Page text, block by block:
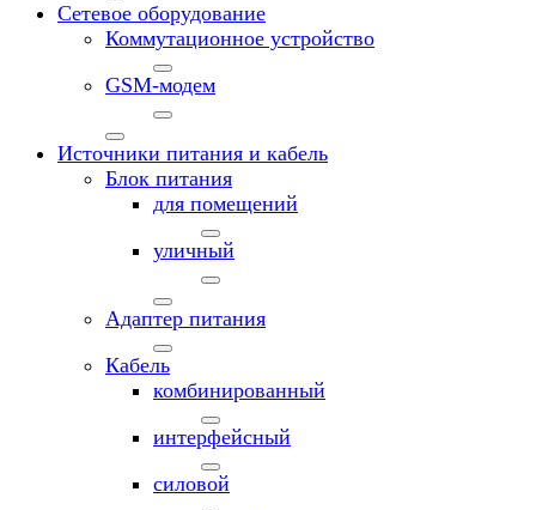
Сетевое оборудование
Коммутационное устройство
GSM-модем
Источники питания и кабель
Блок питания
для помещений
уличный
Адаптер питания
Кабель
комбинированный
интерфейсный
силовой